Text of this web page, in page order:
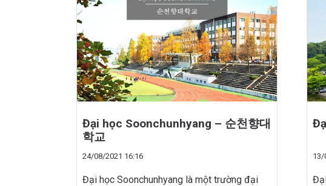
Đại học Soonchunhyang – 순천향대
학교
24/08/2021 16:16
Đại học Soonchunhyang là một trường đại
13/